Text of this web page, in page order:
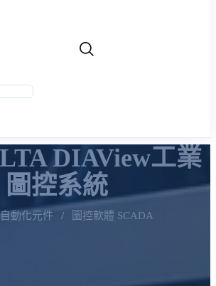
DIAView工業
圖控系統
自動化元件 / 圖控軟體 SCADA